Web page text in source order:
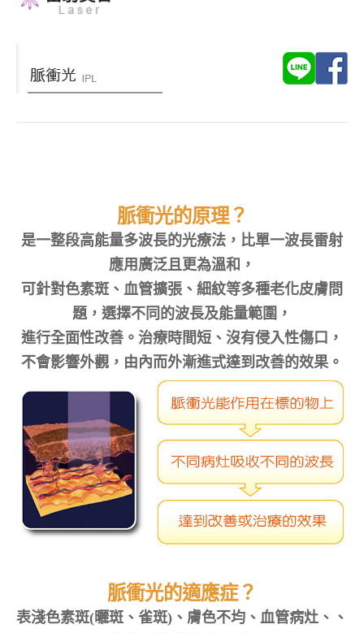
脈衝光的原理？
是一整段高能量多波長的光療法，比單一波長雷射
應用廣泛且更為溫和，
可針對色素斑、血管擴張、細紋等多種老化皮膚問
題，選擇不同的波長及能量範圍，
進行全面性改善。治療時間短、沒有侵入性傷口，
不會影響外觀，由內而外漸進式達到改善的效果。
脈衝光的適應症？
表淺色素斑(曬斑、雀斑)、膚色不均、血管病灶、、